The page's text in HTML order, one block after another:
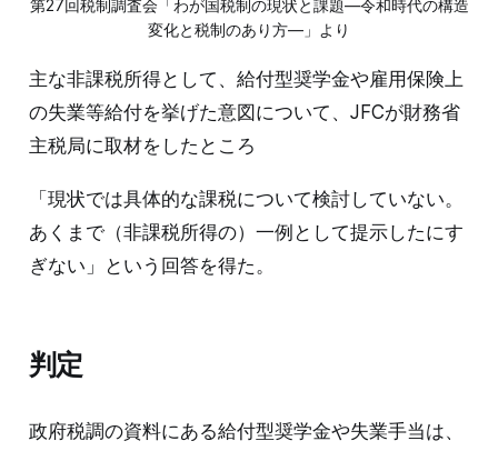
第27回税制調査会「わが国税制の現状と課題―令和時代の構造
変化と税制のあり方―」より
主な非課税所得として、給付型奨学金や雇用保険上
の失業等給付を挙げた意図について、JFCが財務省
主税局に取材をしたところ
「現状では具体的な課税について検討していない。
あくまで（非課税所得の）一例として提示したにす
ぎない」という回答を得た。
判定
政府税調の資料にある給付型奨学金や失業手当は、